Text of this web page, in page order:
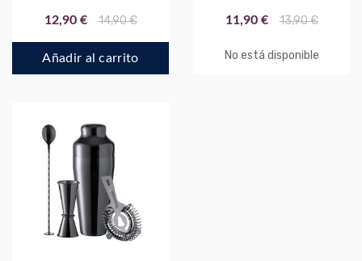
12,90 € 14,90 €
Añadir al carrito
11,90 € 13,90 €
No está disponible